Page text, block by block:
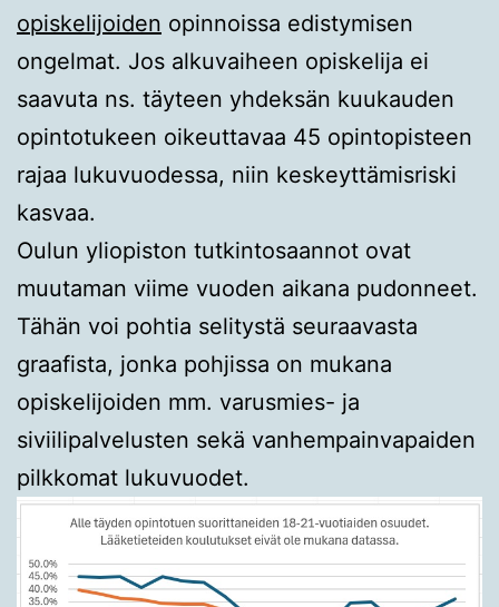
opiskelijoiden opinnoissa edistymisen
ongelmat. Jos alkuvaiheen opiskelija ei
saavuta ns. täyteen yhdeksän kuukauden
opintotukeen oikeuttavaa 45 opintopisteen
rajaa lukuvuodessa, niin keskeyttämisriski
kasvaa.
Oulun yliopiston tutkintosaannot ovat
muutaman viime vuoden aikana pudonneet.
Tähän voi pohtia selitystä seuraavasta
graafista, jonka pohjissa on mukana
opiskelijoiden mm. varusmies- ja
siviilipalvelusten sekä vanhempainvapaiden
pilkkomat lukuvuodet.